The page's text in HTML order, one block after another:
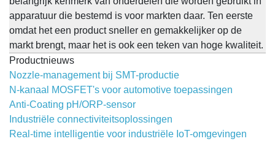
apparatuur die bestemd is voor markten daar. Ten eerste
omdat het een product sneller en gemakkelijker op de
markt brengt, maar het is ook een teken van hoge kwaliteit.
Productnieuws
Nozzle-management bij SMT-productie
N-kanaal MOSFET's voor automotive toepassingen
Anti-Coating pH/ORP-sensor
Industriële connectiviteitsoplossingen
Real-time intelligentie voor industriële IoT-omgevingen